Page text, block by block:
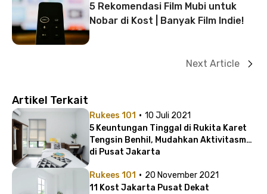
5 Rekomendasi Film Mubi untuk
Nobar di Kost | Banyak Film Indie!
Next Article
Artikel Terkait
Rukees 101 · 10 Juli 2021
5 Keuntungan Tinggal di Rukita Karet
Tengsin Benhil, Mudahkan Aktivitasmu
di Pusat Jakarta
Rukees 101 · 20 November 2021
11 Kost Jakarta Pusat Dekat